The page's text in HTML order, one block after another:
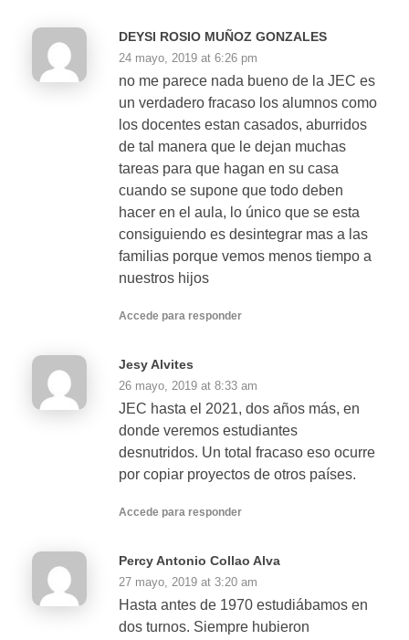
DEYSI ROSIO MUÑOZ GONZALES
24 mayo, 2019 at 6:26 pm
no me parece nada bueno de la JEC es
un verdadero fracaso los alumnos como
los docentes estan casados, aburridos
de tal manera que le dejan muchas
tareas para que hagan en su casa
cuando se supone que todo deben
hacer en el aula, lo único que se esta
consiguiendo es desintegrar mas a las
familias porque vemos menos tiempo a
nuestros hijos
Accede para responder
Jesy Alvites
26 mayo, 2019 at 8:33 am
JEC hasta el 2021, dos años más, en
donde veremos estudiantes
desnutridos. Un total fracaso eso ocurre
por copiar proyectos de otros países.
Accede para responder
Percy Antonio Collao Alva
27 mayo, 2019 at 3:20 am
Hasta antes de 1970 estudiábamos en
dos turnos. Siempre hubieron